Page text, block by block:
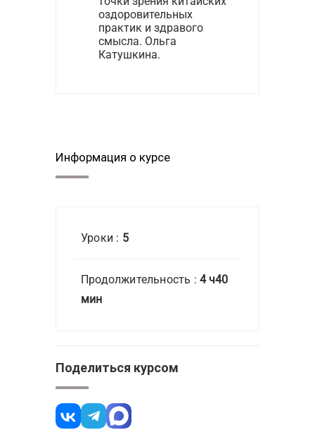
оздоровительных
практик и здравого
смысла. Ольга
Катушкина.
Информация о курсе
Уроки : 5
Продолжительность : 4 ч40
мин
Поделиться курсом